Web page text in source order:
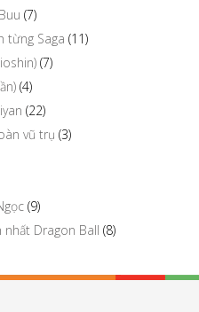
(7)
từng Saga (11)
(7)
(4)
(22)
vũ trụ (3)
(9)
Dragon Ball (8)